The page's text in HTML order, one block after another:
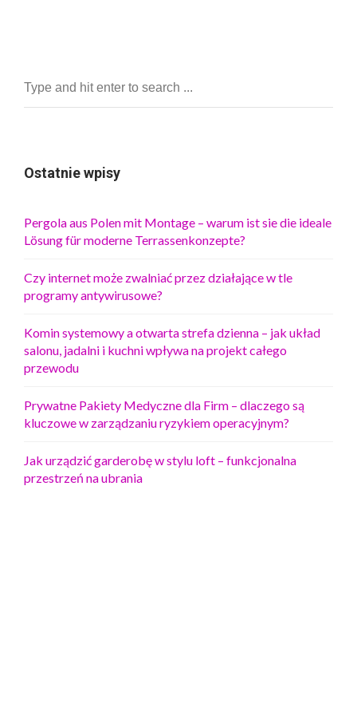
Ostatnie wpisy
Pergola aus Polen mit Montage – warum ist sie die ideale
Lösung für moderne Terrassenkonzepte?
Czy internet może zwalniać przez działające w tle
programy antywirusowe?
Komin systemowy a otwarta strefa dzienna – jak układ
salonu, jadalni i kuchni wpływa na projekt całego
przewodu
Prywatne Pakiety Medyczne dla Firm – dlaczego są
kluczowe w zarządzaniu ryzykiem operacyjnym?
Jak urządzić garderobę w stylu loft – funkcjonalna
przestrzeń na ubrania